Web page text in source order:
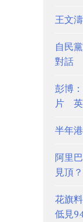
王文
自民
對話
彭博
片 英
半年
阿里
見頂？
花旗
低見